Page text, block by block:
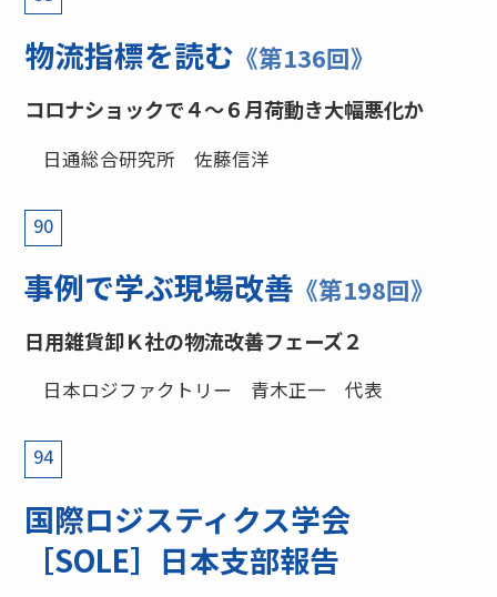
物流指標を読む 《第136回》
コロナショックで４〜６月荷動き大幅悪化か
日通総合研究所 佐藤信洋
90
事例で学ぶ現場改善 《第198回》
日用雑貨卸Ｋ社の物流改善フェーズ２
日本ロジファクトリー 青木正一 代表
94
国際ロジスティクス学会
［SOLE］日本支部報告